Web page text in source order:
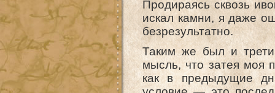
Продираясь сквозь
искал камни, я даже
безрезультатно.
Таким же был и
мысль, что затея моя
как в предыдущие